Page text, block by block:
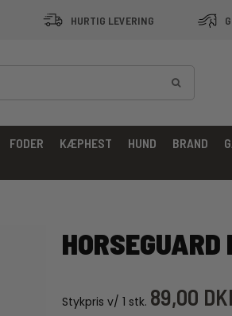
HURTIG LEVERING
FODER KÆPHEST HUND BRAND
Stykpris v/ 1 stk. 89,00